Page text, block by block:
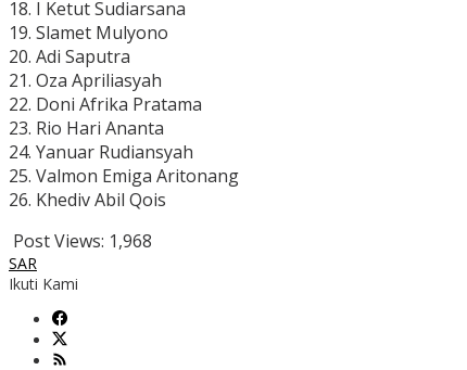
18. I Ketut Sudiarsana
19. Slamet Mulyono
20. Adi Saputra
21. Oza Apriliasyah
22. Doni Afrika Pratama
23. Rio Hari Ananta
24. Yanuar Rudiansyah
25. Valmon Emiga Aritonang
26. Khediv Abil Qois
Post Views: 1,968
SAR
Ikuti Kami